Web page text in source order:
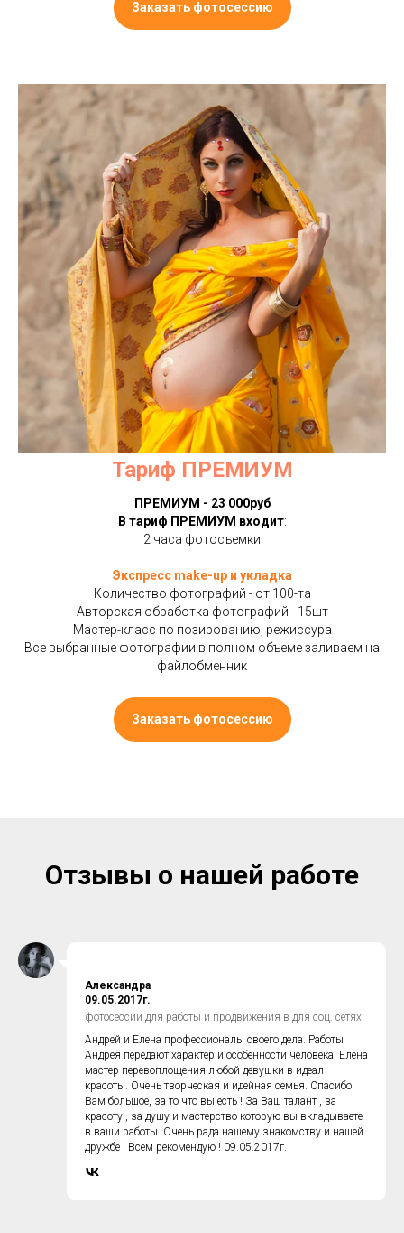
Заказать фотосессию
Тариф ПРЕМИУМ
ПРЕМИУМ - 23 000руб
В тариф ПРЕМИУМ входит:
2 часа фотосъемки
Экспресс make-up и укладка
Количество фотографий - от 100-та
Авторская обработка фотографий - 15шт
Мастер-класс по позированию, режиссура
Все выбранные фотографии в полном объеме заливаем на
файлобменник
Заказать фотосессию
Отзывы о нашей работе
Александра
09.05.2017г.
фотосессии для работы и продвижения в для соц. сетях
Андрей и Елена профессионалы своего дела. Работы
Андрея передают характер и особенности человека. Елена
мастер перевоплощения любой девушки в идеал
красоты. Очень творческая и идейная семья. Спасибо
Вам большое, за то что вы есть ! За Ваш талант , за
красоту , за душу и мастерство которую вы вкладываете
в ваши работы. Очень рада нашему знакомству и нашей
дружбе ! Всем рекомендую ! 09.05.2017г.